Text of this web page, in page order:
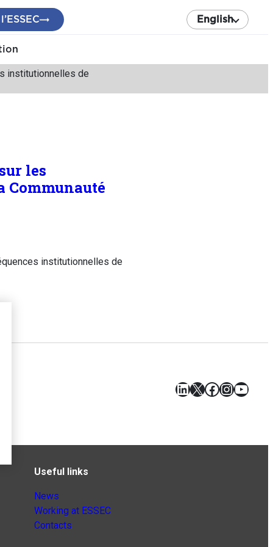
English
institutionnelles de
les
Communauté
institutionnelles de
LinkedIn
X Facebook
Useful links
News
Working at ESSEC
Contacts